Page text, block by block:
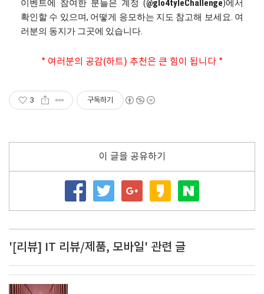
이벤트에 참여한 분들은 계정 (@glo4tyleChallenge)에서
확인할 수 있으며, 어떻게 응모하는 지도 참고해 보세요. 여
러분의 동지가 그곳에 있습니다.
* 여러분의 공감(하트) 추천은 큰 힘이 됩니다 *
3 구독하기
이 글을 공유하기
'[리뷰] IT 리뷰/제품, 모바일' 관련 글